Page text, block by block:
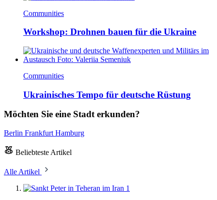
Communities
Workshop: Drohnen bauen für die Ukraine
Communities
Ukrainisches Tempo für deutsche Rüstung
Möchten Sie eine Stadt erkunden?
Berlin Frankfurt Hamburg
Beliebteste Artikel
Alle Artikel
1